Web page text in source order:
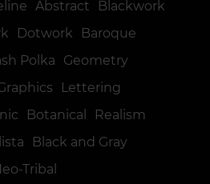
Abstract
Blackwork
Dotwork
Baroque
Polka
Geometry
Lettering
Botanical
Realism
Black and Gray
Tribal